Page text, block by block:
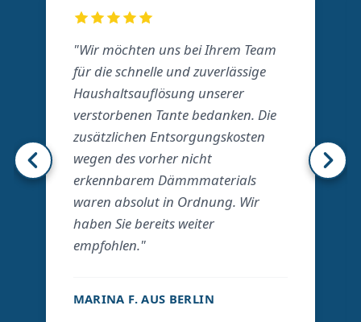
"Wir möchten uns bei Ihrem Team
für die schnelle und zuverlässige
Haushaltsauflösung unserer
verstorbenen Tante bedanken. Die
zusätzlichen Entsorgungskosten
wegen des vorher nicht
erkennbarem Dämmmaterials
waren absolut in Ordnung. Wir
haben Sie bereits weiter
empfohlen."
MARINA F. AUS BERLIN